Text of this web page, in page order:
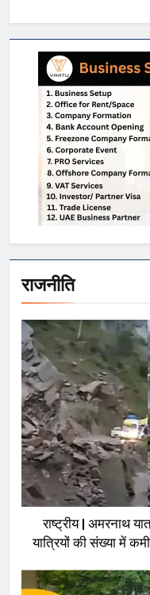
राजनीति
राष्ट्रीय | अमरनाथ
यात्रियों की संख्या में